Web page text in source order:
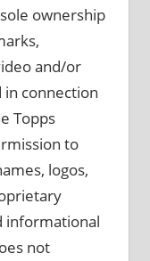
ownership
and/or
connection
Topps
to
logos,
informational
not